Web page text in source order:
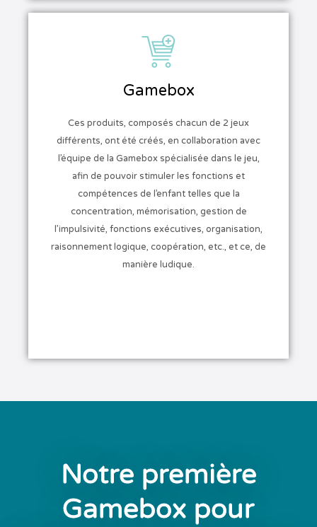
Gamebox
Ces produits, composés chacun de 2 jeux
différents, ont été créés, en collaboration avec
l’équipe de la Gamebox spécialisée dans le jeu,
afin de pouvoir stimuler les fonctions et
compétences de l’enfant telles que la
concentration, mémorisation, gestion de
l’impulsivité, fonctions exécutives, organisation,
raisonnement logique, coopération, etc., et ce, de
manière ludique.
Notre première
Gamebox pour